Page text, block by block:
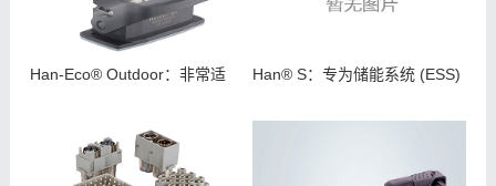
Han-Eco® Outdoor：非常适 Han® S：专为储能系统 (ESS)